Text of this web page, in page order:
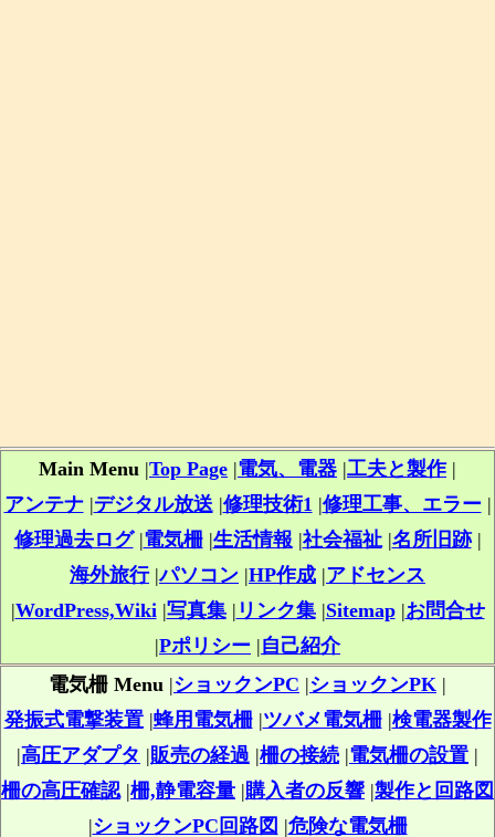
Main Menu |Top Page |電気、電器 |工夫と製作|
アンテナ|デジタル放送|修理技術1 |修理工事、エラー|
修理過去ログ|電気柵|生活情報 |社会福祉|名所旧跡|
海外旅行|パソコン |HP作成 |アドセンス
|WordPress,Wiki|写真集| リンク集|Sitemap|お問合せ
|Pポリシー |自己紹介
電気柵 Menu |ショックンPC |ショックンPK |
発振式電撃装置|蜂用電気柵|ツバメ電気柵|検電器製作
|高圧アダプタ |販売の経過 |柵の接続 |電気柵の設置 |
柵の高圧確認|柵,静電容量 |購入者の反響 |製作と回路図
|ショックンPC回路図 |危険な電気柵